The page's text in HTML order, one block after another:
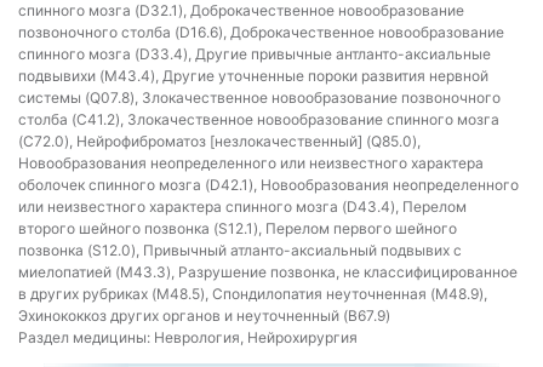
спинного мозга (D32.1), Доброкачественное новообразование
позвоночного столба (D16.6), Доброкачественное новообразование
спинного мозга (D33.4), Другие привычные антланто-аксиальные
подвывихи (M43.4), Другие уточненные пороки развития нервной
системы (Q07.8), Злокачественное новообразование позвоночного
столба (C41.2), Злокачественное новообразование спинного мозга
(C72.0), Нейрофиброматоз [незлокачественный] (Q85.0),
Новообразования неопределенного или неизвестного характера
оболочек спинного мозга (D42.1), Новообразования неопределенного
или неизвестного характера спинного мозга (D43.4), Перелом
второго шейного позвонка (S12.1), Перелом первого шейного
позвонка (S12.0), Привычный атланто-аксиальный подвывих с
миелопатией (M43.3), Разрушение позвонка, не классифицированное
в других рубриках (M48.5), Спондилопатия неуточненная (M48.9),
Эхинококкоз других органов и неуточненный (B67.9)
Раздел медицины: Неврология, Нейрохирургия